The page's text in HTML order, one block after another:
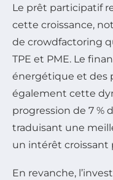
Le prêt participatif
cette croissance,
de crowdfactoring
TPE et PME. Le
énergétique et des
également cette
progression de 7 %
traduisant une
un intérêt croissant
En revanche,